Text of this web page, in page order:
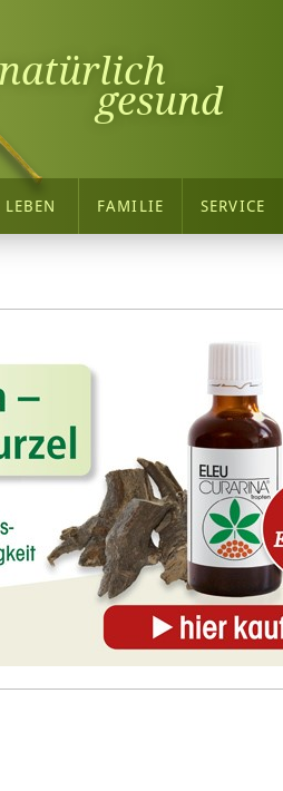
natürlich
gesund
FAMILIE SERVICE